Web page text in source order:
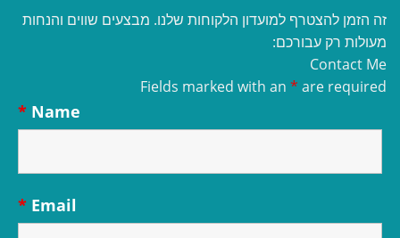
זה הזמן להצטרף למועדון הלקוחות שלנו. מבצעים שווים והנחות
מעולות רק עבורכם:
Contact Me
Fields marked with an * are required
Name
*
Email
*